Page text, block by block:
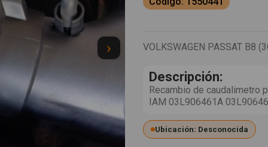
› VOLKSWAGEN PASSAT B8
Descripción:
Recambio de caudalimetro
IAM 03L906461A
Ubicación: Desconocida